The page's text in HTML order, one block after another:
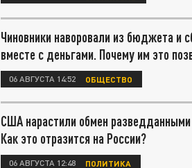
Чиновники наворовали из бюджета и
вместе с деньгами. Почему им это
06 АВГУСТА 14:52 ОБЩЕСТВО
США нарастили обмен
Как это отразится на России?
06 АВГУСТА 12:48 ПОЛИТИКА